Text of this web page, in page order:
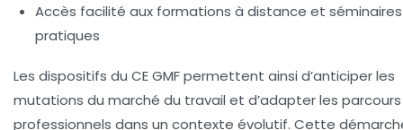
Accès facilité aux formations à distance et séminaires
pratiques
Les dispositifs du CE GMF permettent ainsi d’anticiper les
mutations du marché du travail et d’adapter les parcours
professionnels dans un contexte évolutif. Cette